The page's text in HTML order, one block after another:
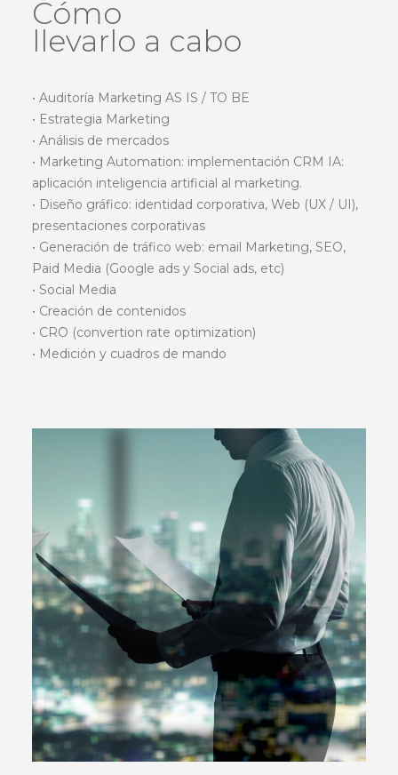
Cómo
llevarlo a cabo
• Auditoría Marketing AS IS / TO BE
• Estrategia Marketing
• Análisis de mercados
• Marketing Automation: implementación CRM IA:
aplicación inteligencia artificial al marketing.
• Diseño gráfico: identidad corporativa, Web (UX / UI),
presentaciones corporativas
• Generación de tráfico web: email Marketing, SEO,
Paid Media (Google ads y Social ads, etc)
• Social Media
• Creación de contenidos
• CRO (convertion rate optimization)
• Medición y cuadros de mando